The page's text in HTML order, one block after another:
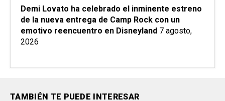
Demi Lovato ha celebrado el inminente estreno
de la nueva entrega de Camp Rock con un
emotivo reencuentro en Disneyland 7 agosto,
2026
TAMBIÉN TE PUEDE INTERESAR